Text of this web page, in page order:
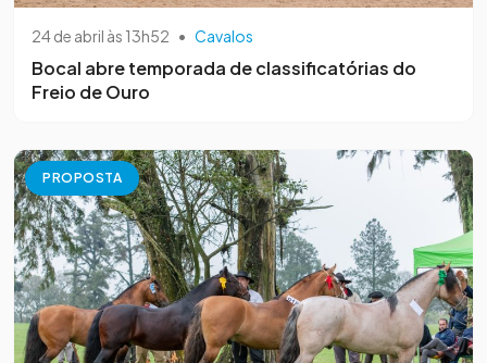
24 de abril às 13h52 • Cavalos
Bocal abre temporada de classificatórias do
Freio de Ouro
PROPOSTA